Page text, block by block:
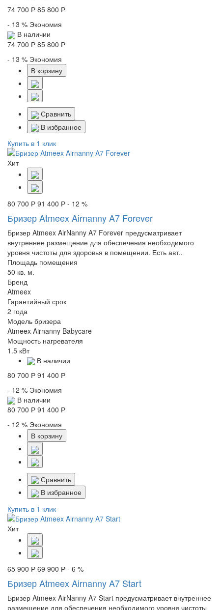
74 700 Р 85 800 Р
- 13 % Экономия
В наличии
74 700 Р 85 800 Р
- 13 % Экономия
В корзину
Сравнить
В избранное
Купить в 1 клик
Хит
80 700 Р 91 400 Р - 12 %
Бризер Atmeex Airnanny A7 Forever
Бризер Atmeex AirNanny A7 Forever предусматривает
внутреннее размещение для обеспечения необходимого
уровня чистоты для здоровья в помещении. Есть авт..
Площадь помещения
50 кв. м.
Бренд
Atmeex
Гарантийный срок
2 года
Модель бризера
Atmeex Airnanny Babycare
Мощность нагревателя
1.5 кВт
В наличии
80 700 Р 91 400 Р
- 12 % Экономия
В наличии
80 700 Р 91 400 Р
- 12 % Экономия
В корзину
Сравнить
В избранное
Купить в 1 клик
Хит
65 900 Р 69 900 Р - 6 %
Бризер Atmeex Airnanny A7 Start
Бризер Atmeex AirNanny A7 Start предусматривает внутреннее
размещение для обеспечения необходимого уровня чистоты